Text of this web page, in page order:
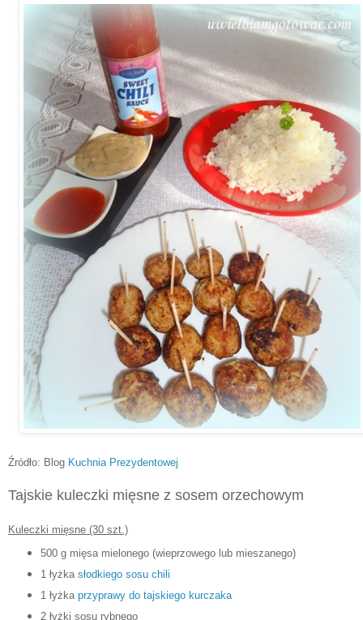
Źródło: Blog Kuchnia Prezydentowej
Tajskie kuleczki mięsne z sosem orzechowym
Kuleczki mięsne (30 szt.)
500 g mięsa mielonego (wieprzowego lub mieszanego)
1 łyżka słodkiego sosu chili
1 łyżka przyprawy do tajskiego kurczaka
2 łyżki sosu rybnego